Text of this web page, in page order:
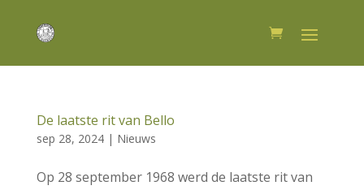
De laatste rit van Bello
sep 28, 2024| Nieuws
Op 28 september 1968 werd de laatste rit van